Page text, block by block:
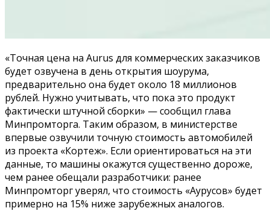
«Точная цена на Aurus для коммерческих заказчиков
будет озвучена в день открытия шоурума,
предварительно она будет около 18 миллионов
рублей. Нужно учитывать, что пока это продукт
фактически штучной сборки» — сообщил глава
Минпромторга. Таким образом, в министерстве
впервые озвучили точную стоимость автомобилей
из проекта «Кортеж». Если ориентироваться на эти
данные, то машины окажутся существенно дороже,
чем ранее обещали разработчики: ранее
Минпромторг уверял, что стоимость «Аурусов» будет
примерно на 15% ниже зарубежных аналогов.